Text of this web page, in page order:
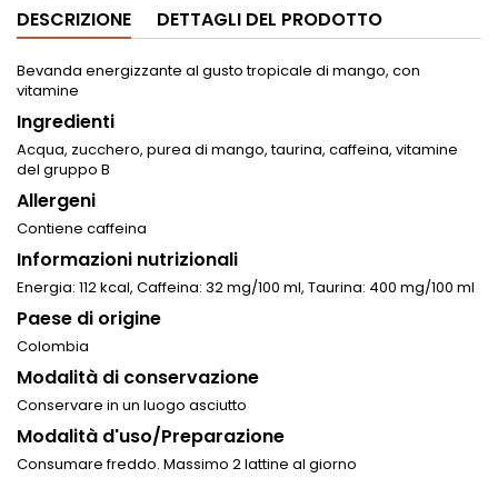
DESCRIZIONE DETTAGLI DEL PRODOTTO
Bevanda energizzante al gusto tropicale di mango, con
vitamine
Ingredienti
Acqua, zucchero, purea di mango, taurina, caffeina, vitamine
del gruppo B
Allergeni
Contiene caffeina
Informazioni nutrizionali
Energia: 112 kcal, Caffeina: 32 mg/100 ml, Taurina: 400 mg/100 ml
Paese di origine
Colombia
Modalità di conservazione
Conservare in un luogo asciutto
Modalità d'uso/Preparazione
Consumare freddo. Massimo 2 lattine al giorno